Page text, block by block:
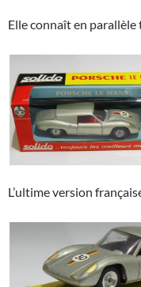
Elle connaît en parallèle
L’ultime version